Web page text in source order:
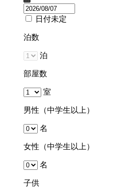
日付未定
泊数
泊
部屋数
室
男性（中学生以上）
名
女性（中学生以上）
名
子供